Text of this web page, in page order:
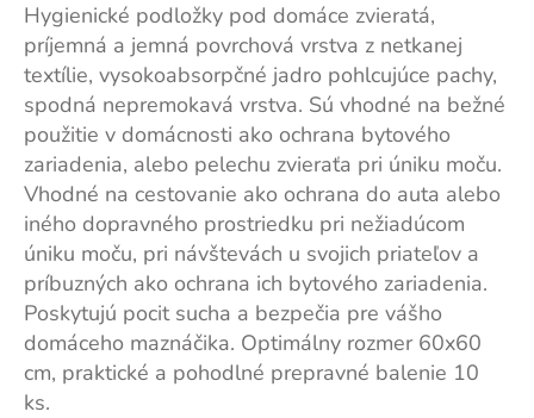
Hygienické podložky pod domáce zvieratá,
príjemná a jemná povrchová vrstva z netkanej
textílie, vysokoabsorpčné jadro pohlcujúce pachy,
spodná nepremokavá vrstva. Sú vhodné na bežné
použitie v domácnosti ako ochrana bytového
zariadenia, alebo pelechu zvieraťa pri úniku moču.
Vhodné na cestovanie ako ochrana do auta alebo
iného dopravného prostriedku pri nežiadúcom
úniku moču, pri návštevách u svojich priateľov a
príbuzných ako ochrana ich bytového zariadenia.
Poskytujú pocit sucha a bezpečia pre vášho
domáceho maznáčika. Optimálny rozmer 60x60
cm, praktické a pohodlné prepravné balenie 10
ks.